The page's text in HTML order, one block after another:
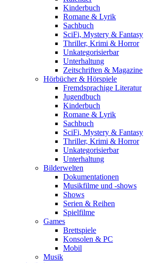
Kinderbuch
Romane & Lyrik
Sachbuch
SciFi, Mystery & Fantasy
Thriller, Krimi & Horror
Unkategorisierbar
Unterhaltung
Zeitschriften & Magazine
Hörbücher & Hörspiele
Fremdsprachige Literatur
Jugendbuch
Kinderbuch
Romane & Lyrik
Sachbuch
SciFi, Mystery & Fantasy
Thriller, Krimi & Horror
Unkategorisierbar
Unterhaltung
Bilderwelten
Dokumentationen
Musikfilme und -shows
Shows
Serien & Reihen
Spielfilme
Games
Brettspiele
Konsolen & PC
Mobil
Musik